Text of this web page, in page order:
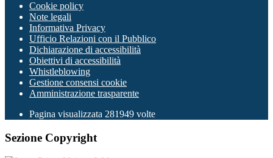
Cookie policy
Note legali
Informativa Privacy
Ufficio Relazioni con il Pubblico
Dichiarazione di accessibilità
Obiettivi di accessibilità
Whistleblowing
Gestione consensi cookie
Amministrazione trasparente
Pagina visualizzata 281949 volte
Sezione Copyright